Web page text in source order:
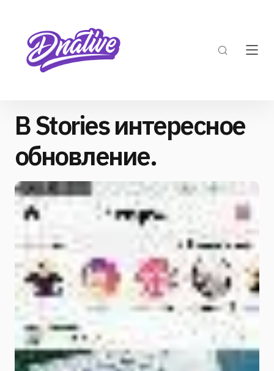
В Stories интересное
обновление.